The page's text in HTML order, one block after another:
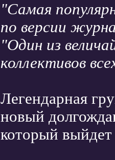
"Самая
по версии
"Один из
коллективов
Легендарная
новый
который